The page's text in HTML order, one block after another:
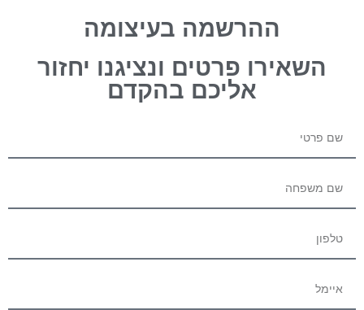
ההרשמה בעיצומה
השאירו פרטים ונציגנו יחזור
אליכם בהקדם